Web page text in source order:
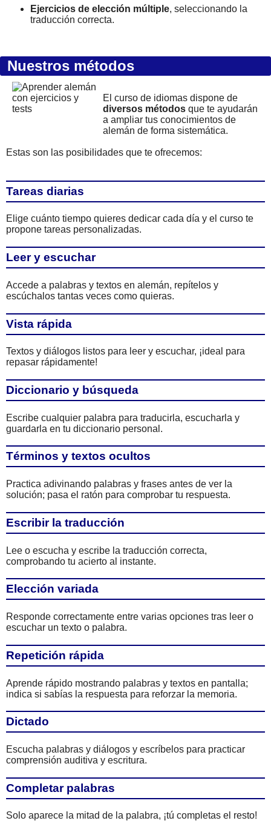
Ejercicios de elección múltiple, seleccionando la
traducción correcta.
Nuestros métodos
El curso de idiomas dispone de
diversos métodos que te ayudarán
a ampliar tus conocimientos de
alemán de forma sistemática.
Estas son las posibilidades que te ofrecemos:
Tareas diarias
Elige cuánto tiempo quieres dedicar cada día y el curso te
propone tareas personalizadas.
Leer y escuchar
Accede a palabras y textos en alemán, repítelos y
escúchalos tantas veces como quieras.
Vista rápida
Textos y diálogos listos para leer y escuchar, ¡ideal para
repasar rápidamente!
Diccionario y búsqueda
Escribe cualquier palabra para traducirla, escucharla y
guardarla en tu diccionario personal.
Términos y textos ocultos
Practica adivinando palabras y frases antes de ver la
solución; pasa el ratón para comprobar tu respuesta.
Escribir la traducción
Lee o escucha y escribe la traducción correcta,
comprobando tu acierto al instante.
Elección variada
Responde correctamente entre varias opciones tras leer o
escuchar un texto o palabra.
Repetición rápida
Aprende rápido mostrando palabras y textos en pantalla;
indica si sabías la respuesta para reforzar la memoria.
Dictado
Escucha palabras y diálogos y escríbelos para practicar
comprensión auditiva y escritura.
Completar palabras
Solo aparece la mitad de la palabra, ¡tú completas el resto!